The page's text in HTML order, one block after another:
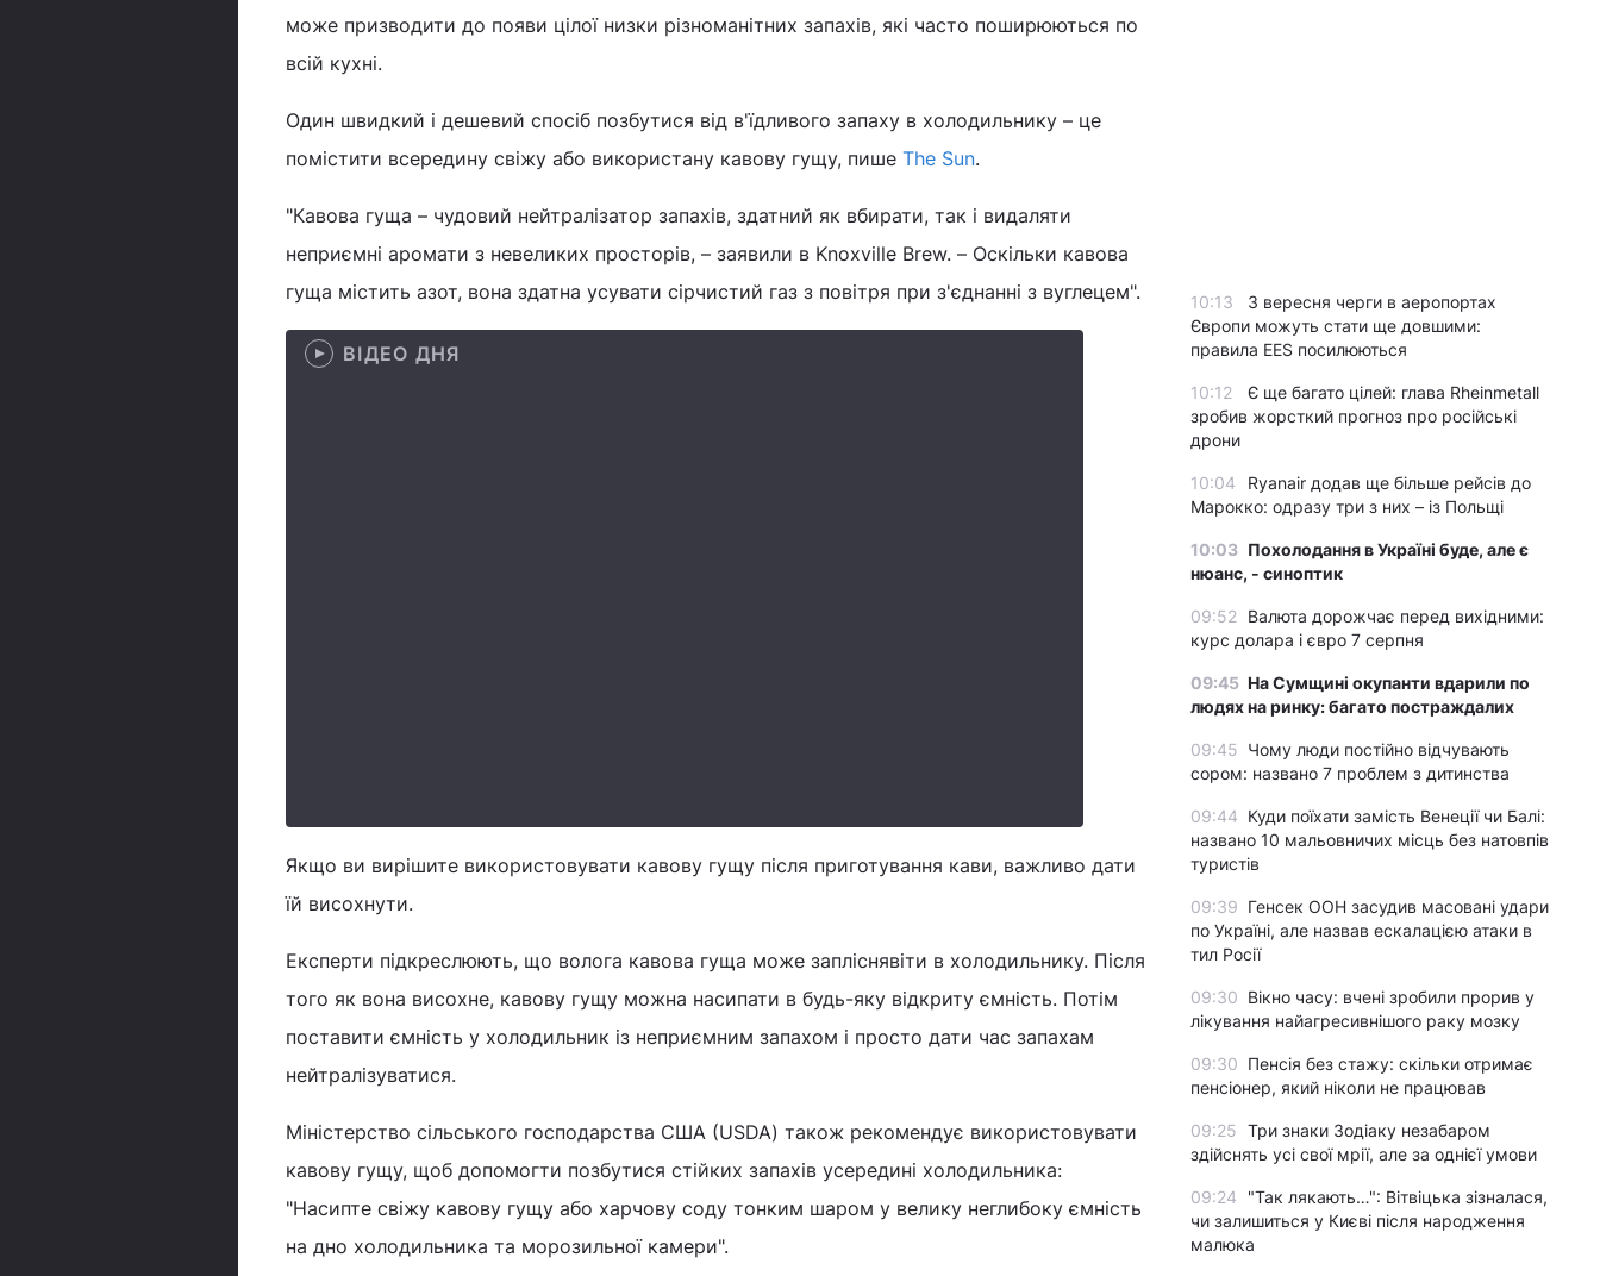
може призводити до появи цілої низки різноманітних запахів, які часто поширюються по
всій кухні.
Один швидкий і дешевий спосіб позбутися від в'їдливого запаху в холодильнику – це
помістити всередину свіжу або використану кавову гущу, пише The Sun.
"Кавова гуща – чудовий нейтралізатор запахів, здатний як вбирати, так і видаляти
неприємні аромати з невеликих просторів, – заявили в Knoxville Brew. – Оскільки кавова
гуща містить азот, вона здатна усувати сірчистий газ з повітря при з'єднанні з вуглецем".
ВІДЕО ДНЯ
Якщо ви вирішите використовувати кавову гущу після приготування кави, важливо дати
їй висохнути.
Експерти підкреслюють, що волога кавова гуща може запліснявіти в холодильнику. Після
того як вона висохне, кавову гущу можна насипати в будь-яку відкриту ємність. Потім
поставити ємність у холодильник із неприємним запахом і просто дати час запахам
нейтралізуватися.
Міністерство сільського господарства США (USDA) також рекомендує використовувати
кавову гущу, щоб допомогти позбутися стійких запахів усередині холодильника:
"Насипте свіжу кавову гущу або харчову соду тонким шаром у велику неглибоку ємність
на дно холодильника та морозильної камери".
10:13
З вересня черги в аеропортах
Європи можуть стати ще довшими:
правила EES посилюються
10:12
Є ще багато цілей: глава Rheinmetall
зробив жорсткий прогноз про російські
дрони
10:04
Ryanair додав ще більше рейсів до
Марокко: одразу три з них – із Польщі
10:03 Похолодання в Україні буде, але є
нюанс, - синоптик
09:52
Валюта дорожчає перед вихідними:
курс долара і євро 7 серпня
09:45 На Сумщині окупанти вдарили по
людях на ринку: багато постраждалих
09:45 Чому люди постійно відчувають
сором: названо 7 проблем з дитинства
09:44 Куди поїхати замість Венеції чи Балі:
названо 10 мальовничих місць без натовпів
туристів
09:39 Генсек ООН засудив масовані удари
по Україні, але назвав ескалацією атаки в
тил Росії
09:30 Вікно часу: вчені зробили прорив у
лікування найагресивнішого раку мозку
09:30 Пенсія без стажу: скільки отримає
пенсіонер, який ніколи не працював
09:25 Три знаки Зодіаку незабаром
здійснять усі свої мрії, але за однієї умови
09:24
"Так лякають…": Вітвіцька зізналася,
чи залишиться у Києві після народження
малюка